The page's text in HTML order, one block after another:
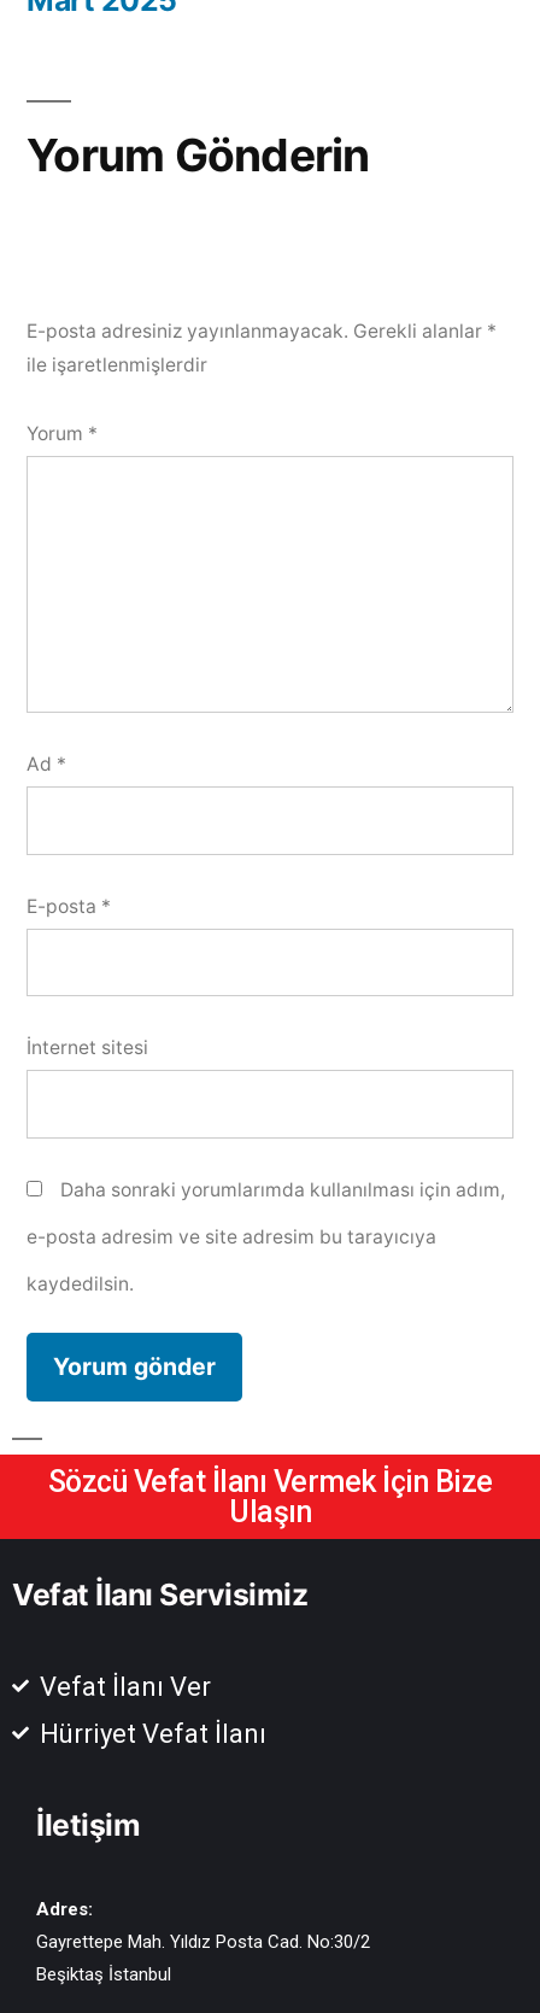
Yorum Gönderin
E-posta adresiniz yayınlanmayacak. Gerekli alanlar *
ile işaretlenmişlerdir
Yorum *
Ad *
E-posta *
İnternet sitesi
Daha sonraki yorumlarımda kullanılması için adım,
e-posta adresim ve site adresim bu tarayıcıya
kaydedilsin.
Sözcü Vefat İlanı Vermek İçin Bize
Ulaşın
Vefat İlanı Servisimiz
Vefat İlanı Ver
Hürriyet Vefat İlanı
İletişim
Adres:
Gayrettepe Mah. Yıldız Posta Cad. No:30/2
Beşiktaş İstanbul